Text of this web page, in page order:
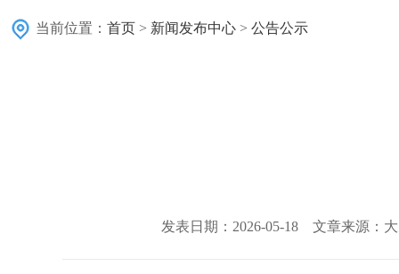
当前位置： 首页 > 新闻发布中心 > 公告公示
发表日期：2026-05-18 文章来源：